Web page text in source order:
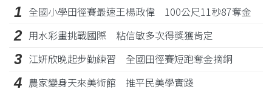
1 全國小學田徑賽最速王楊政偉 100公尺11秒87奪金
2 用水彩畫挑戰國際 粘信敏多次得獎獲肯定
3 江姸欣晚起步勤練習 全國田徑賽短跑奪金摘銅
4 農家變身天來美術館 推平民美學實踐